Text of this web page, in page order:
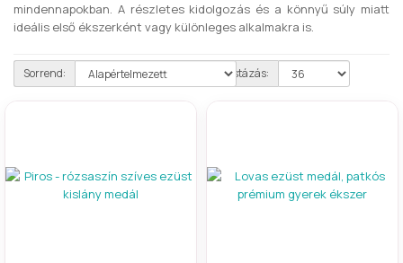
mindennapokban. A részletes kidolgozás és a könnyű súly miatt
ideális első ékszerként vagy különleges alkalmakra is.
Sorrend: Listázás: